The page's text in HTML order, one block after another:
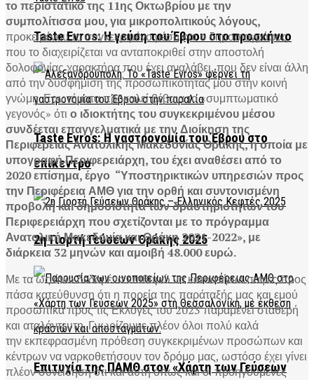
Taste Evros: Η γεύση του Έβρου στο προσκήνιο
Taste Evros: Η γαστρονομία του Έβρου στο
επίκεντρο
2η Γιορτή Γεύσεων Θράκης 2025
Επιτυχία της ΠΑΜΘ στον «Χάρτη των Γεύσεων
το περιστατικό της 11ης Οκτωβρίου με την
συμπολίτισσα μου, για μικροπολιτικούς λόγους,
προκειμένου το συγκεκριμένο μέσο και ο δημοσιογράφος
που το διαχειρίζεται να ανταποκριθεί στην αποστολή
δολοφονίας χαρακτήρα που έχει αναλάβει, που δεν είναι άλλη
από την δυσφήμιση της προσωπικότητας μου στην κοινή
γνώμη. Ερωτήματα προκαλεί βέβαια το «συμπτωματικό
γεγονός» ότι ο ιδιοκτήτης του συγκεκριμένου μέσου
συνδέεται επαγγελματικά με την Διοίκηση της
Περιφέρειας Ανατολικής Μακεδονίας Θράκης, η οποία με
υπογραφή Περιφερειάρχη, του έχει αναθέσει από το
2020 επίσημα, έργο “Υποστηρικτικών υπηρεσιών προς
την Περιφέρεια ΑΜΘ για την ορθή και συντονισμένη
προβολή και δημοσιότητα των δραστηριοτήτων του
Περιφερειάρχη που σχετίζονται με το πρόγραμμα
Ανατολική Μακεδονία και Θράκη 2021-2022», με
διάρκεια 32 μηνών και αμοιβή 48.000 ευρώ.
Με τα ως άνω δεδομένα επιθυμώ να καταστήσω σαφές προς
πάσα κατεύθυνση ότι η πορεία της παράταξής μας και εμού
προσωπικά προς τις Εκλογές του 2023 παραμένει σταθερή
και αταλάντευτη. Γνωρίζουμε πλέον όλοι πολύ καλά
την εκπεφρασμένη πρόθεση συγκεκριμένων προσώπων και
κέντρων να ναρκοθετήσουν τον δρόμο μας, ωστόσο έχει γίνει
πλέον συνείδηση ότι και αυτή όπως και οι προηγούμενες